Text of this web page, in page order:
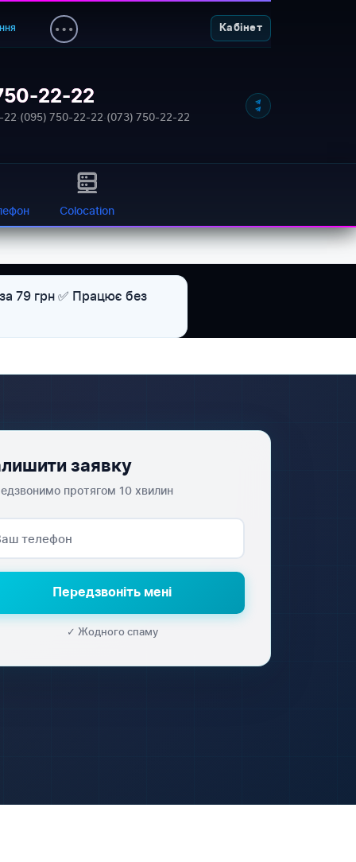
Кабінет
22-22
22·(095) 750-22-22·(073) 750-22-22
Colocation
79 грн ✅ Працює без
заявку
протягом 10 хвилин
Передзвоніть мені
✓ Жодного спаму